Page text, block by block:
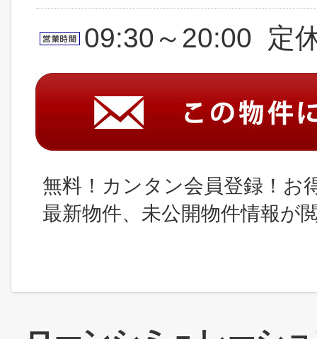
09:30～20:00 定
無料！カンタン会員登録！お
最新物件、未公開物件情報が